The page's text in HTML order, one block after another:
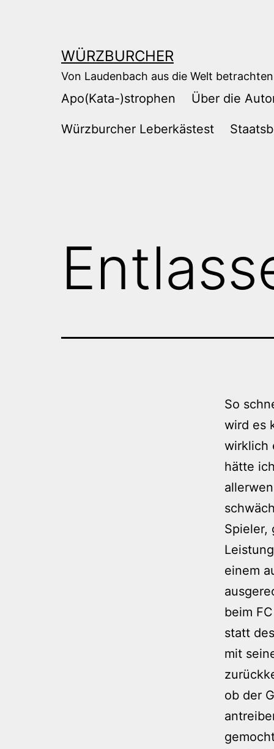
WÜRZBURCHER
Von Laudenbach aus die Welt betrachten
Apo(Kata-)strophen Über die
Würzburcher Leberkästest
So
wird es
wirklich
hätte
Spieler,
einem
beim
statt
mit
ob der